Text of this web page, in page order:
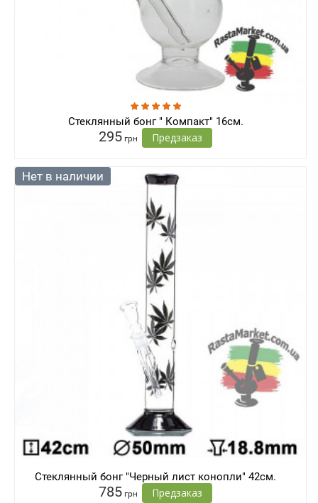
Стеклянный бонг " Компакт" 16см.
295 грн Предзаказ
Нет в наличии
Стеклянный бонг "Черный лист конопли" 42см.
785 грн Предзаказ